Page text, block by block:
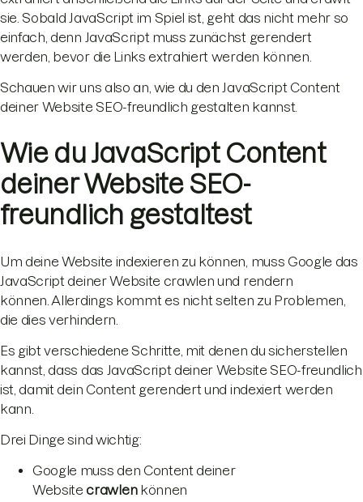
sie. Sobald JavaScript im Spiel ist, geht das nicht mehr so
einfach, denn JavaScript muss zunächst gerendert
werden, bevor die Links extrahiert werden können.
Schauen wir uns also an, wie du den JavaScript Content
deiner Website SEO-freundlich gestalten kannst.
Wie du JavaScript Content
deiner Website SEO-
freundlich gestaltest
Um deine Website indexieren zu können, muss Google das
JavaScript deiner Website crawlen und rendern
können. Allerdings kommt es nicht selten zu Problemen,
die dies verhindern.
Es gibt verschiedene Schritte, mit denen du sicherstellen
kannst, dass das JavaScript deiner Website SEO-freundlich
ist, damit dein Content gerendert und indexiert werden
kann.
Drei Dinge sind wichtig:
Google muss den Content deiner
Website crawlenkönnen